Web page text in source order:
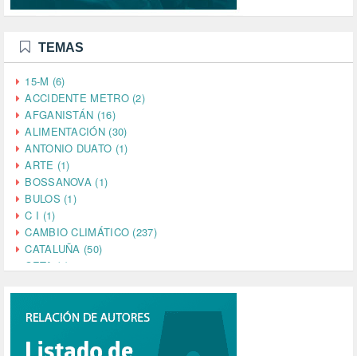
TEMAS
15-M (6)
ACCIDENTE METRO (2)
AFGANISTÁN (16)
ALIMENTACIÓN (30)
ANTONIO DUATO (1)
ARTE (1)
BOSSANOVA (1)
BULOS (1)
C I (1)
CAMBIO CLIMÁTICO (237)
CATALUÑA (50)
CETA (2)
CINE (35)
COMPROMISO (2)